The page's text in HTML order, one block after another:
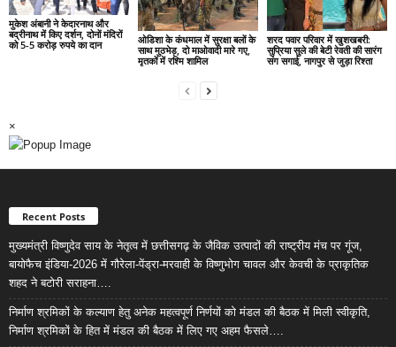
मुकेश अंबानी ने केदारनाथ और
बद्रीनाथ में किए दर्शन, दोनों मंदिरों
को 5-5 करोड़ रुपये का दान
ओडिशा के कंधमाल में सुरक्षा बलों के
साथ मुठभेड़, दो माओवादी मारे गए,
मृतकों में रश्मि शामिल
शरद पवार परिवार में खुशखबरी:
सुप्रिया सुले की बेटी रेवती की सारंग
संग सगाई, नागपुर से जुड़ा रिश्ता
×
Recent Posts
मुख्यमंत्री विष्णुदेव साय के नेतृत्व में छत्तीसगढ़ के जैविक उत्पादों की राष्ट्रीय मंच पर गूंज,
बायोफैच इंडिया-2026 में गौरेला-पेंड्रा-मरवाही के विष्णुभोग चावल और केवची के प्राकृतिक
शहद ने बटोरी सराहना….
निर्माण श्रमिकों के कल्याण हेतु अनेक महत्वपूर्ण निर्णयों को मंडल की बैठक में मिली स्वीकृति,
निर्माण श्रमिकों के हित में मंडल की बैठक में लिए गए अहम फैसले….